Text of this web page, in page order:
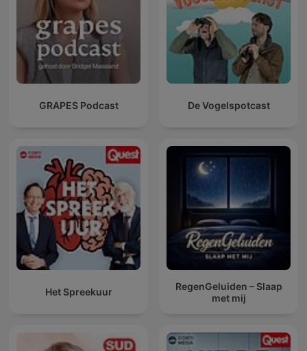
GRAPES Podcast De Vogelspotcast
Het Spreekuur
RegenGeluiden – Slaap
met mij